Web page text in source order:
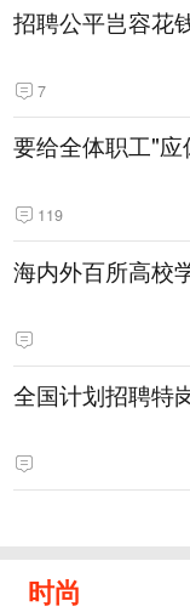
招聘公平岂容花
7
要给全体职工"
119
海内外百所高校
全国计划招聘特
时尚